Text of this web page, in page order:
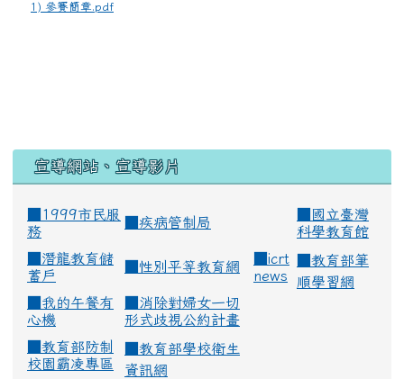
1) 參賽簡章.pdf
宣導網站、宣導影片
■1999市民服
務
疾病管制局
國立臺灣
科學教育館
潛龍教育儲
蓄戶
性別平等教育網
icrt
news
教育部筆
順學習網
我的午餐有
心機
消除對婦女一切
形式歧視公約計畫
教育部防制
校園霸凌專區
教育部學校衛生
資訊網